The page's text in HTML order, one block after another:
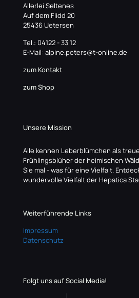
Allerlei Seltenes
Auf dem Flidd 20
25436 Uetersen
Tel.: 04122 - 33 12
E-Mail: alpine.peters@t-online.de
zum Kontakt
zum Shop
Unsere Mission
Alle kennen Leberblümchen als
Frühlingsblüher der heimischen
Sie mal - was für eine Vielfalt.
wundervolle Vielfalt der Hepatica
Weiterführende Links
Impressum
Datenschutz
Folgt uns auf Social Media!